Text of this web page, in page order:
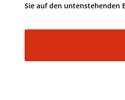
Sie auf den untenstehenden